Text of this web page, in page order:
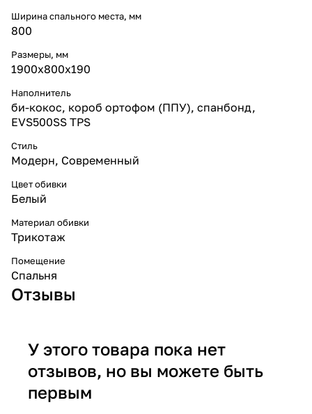
Ширина спального места, мм
800
Размеры, мм
1900x800x190
Наполнитель
би-кокос, короб ортофом (ППУ), спанбонд,
EVS500SS TPS
Стиль
Модерн, Современный
Цвет обивки
Белый
Материал обивки
Трикотаж
Помещение
Спальня
Отзывы
У этого товара пока нет
отзывов, но вы можете быть
первым